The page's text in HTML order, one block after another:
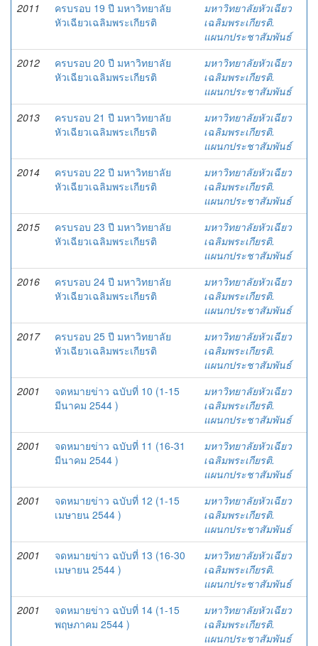
2011
ครบรอบ 19 ปี มหาวิทยาลัย
หัวเฉียวเฉลิมพระเกียรติ
มหาวิทยาลัยหัวเฉียว
เฉลิมพระเกียรติ.
แผนกประชาสัมพันธ์
2012
ครบรอบ 20 ปี มหาวิทยาลัย
หัวเฉียวเฉลิมพระเกียรติ
มหาวิทยาลัยหัวเฉียว
เฉลิมพระเกียรติ.
แผนกประชาสัมพันธ์
2013
ครบรอบ 21 ปี มหาวิทยาลัย
หัวเฉียวเฉลิมพระเกียรติ
มหาวิทยาลัยหัวเฉียว
เฉลิมพระเกียรติ.
แผนกประชาสัมพันธ์
2014
ครบรอบ 22 ปี มหาวิทยาลัย
หัวเฉียวเฉลิมพระเกียรติ
มหาวิทยาลัยหัวเฉียว
เฉลิมพระเกียรติ.
แผนกประชาสัมพันธ์
2015
ครบรอบ 23 ปี มหาวิทยาลัย
หัวเฉียวเฉลิมพระเกียรติ
มหาวิทยาลัยหัวเฉียว
เฉลิมพระเกียรติ.
แผนกประชาสัมพันธ์
2016
ครบรอบ 24 ปี มหาวิทยาลัย
หัวเฉียวเฉลิมพระเกียรติ
มหาวิทยาลัยหัวเฉียว
เฉลิมพระเกียรติ.
แผนกประชาสัมพันธ์
2017
ครบรอบ 25 ปี มหาวิทยาลัย
หัวเฉียวเฉลิมพระเกียรติ
มหาวิทยาลัยหัวเฉียว
เฉลิมพระเกียรติ.
แผนกประชาสัมพันธ์
2001
จดหมายข่าว ฉบับที่ 10 (1-15
มีนาคม 2544 )
มหาวิทยาลัยหัวเฉียว
เฉลิมพระเกียรติ.
แผนกประชาสัมพันธ์
2001
จดหมายข่าว ฉบับที่ 11 (16-31
มีนาคม 2544 )
มหาวิทยาลัยหัวเฉียว
เฉลิมพระเกียรติ.
แผนกประชาสัมพันธ์
2001
จดหมายข่าว ฉบับที่ 12 (1-15
เมษายน 2544 )
มหาวิทยาลัยหัวเฉียว
เฉลิมพระเกียรติ.
แผนกประชาสัมพันธ์
2001
จดหมายข่าว ฉบับที่ 13 (16-30
เมษายน 2544 )
มหาวิทยาลัยหัวเฉียว
เฉลิมพระเกียรติ.
แผนกประชาสัมพันธ์
2001
จดหมายข่าว ฉบับที่ 14 (1-15
พฤษภาคม 2544 )
มหาวิทยาลัยหัวเฉียว
เฉลิมพระเกียรติ.
แผนกประชาสัมพันธ์